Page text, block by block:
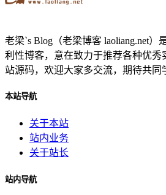
老梁`s Blog（老梁博客 laoliang.net）
利性博客，意在致力于推荐各种优秀
站源码，欢迎大家多交流，期待共同
本站导航
关于本站
站内业务
关于站长
站内导航